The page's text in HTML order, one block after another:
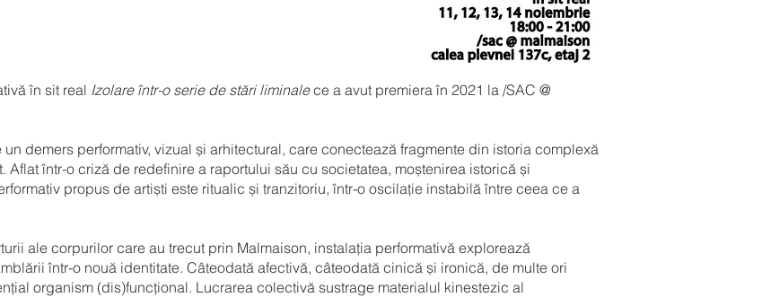
în sit real Izolare într-o serie de stări liminalece a avut premiera în 2021 la /SAC @
demers performativ, vizual și arhitectural, care conectează fragmente din istoria complexă
într-o criză de redefinire a raportului său cu societatea, moștenirea istorică și
propus de artiști este ritualic și tranzitoriu, într-o oscilație instabilă între ceea ce a
ale corpurilor care au trecut prin Malmaison, instalația performativă explorează
într-o nouă identitate. Câteodată afectivă, câteodată cinică și ironică, de multe ori
organism (dis)funcțional. Lucrarea colectivă sustrage materialul kinestezic al